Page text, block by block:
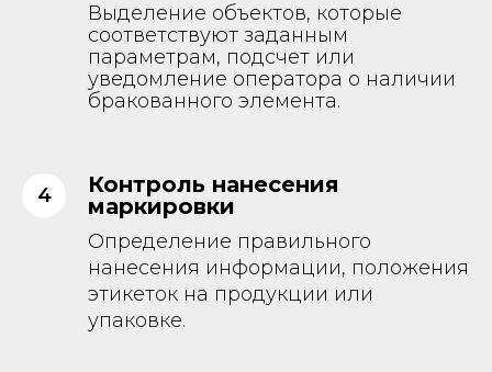
Выделение объектов, которые
соответствуют заданным
параметрам, подсчет или
уведомление оператора о наличии
бракованного элемента.
Контроль нанесения
маркировки
Определение правильного
нанесения информации, положения
этикеток на продукции или
упаковке.